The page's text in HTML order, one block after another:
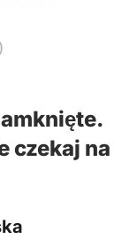
czekaj na